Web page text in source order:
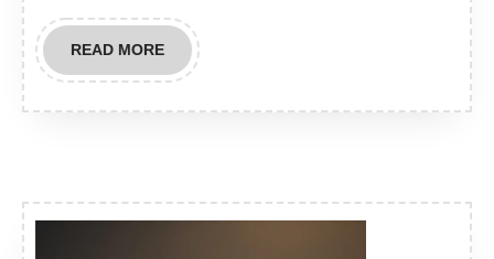
READ MOREREAD
MORE